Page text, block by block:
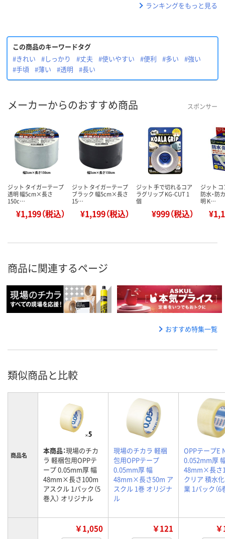
ランキングをもっと見る
この商品のキーワードタグ
#きれい
#しっかり #丈夫 #使いやすい #便利 #多い
#強い
#手頃 #薄い #透明 #長い
メーカーからのおすすめ商品 スポンサー
ジット タイガーテープ
透明 幅5cm×長さ
150c…
¥1,199（税込）
ジット タイガーテープ
ブラック 幅5cm×長さ
15…
¥1,199（税込）
ジット 手で切れるコア
ラグリップ KG-CUT 1
個
¥999（税込）
ジット
防水・防
明 K…
商品に関連するページ
おすすめ特集一覧
類似商品と比較
商品名 本商品：現場のチカ
ラ 軽梱包用OPPテ
ープ 0.05mm厚 幅
48mm×長さ100m
アスクル 1パック（5
巻入） オリジナル
現場のチカラ 軽梱
包用OPPテープ
0.05mm厚 幅
48mm×長さ50m ア
スクル 1巻 オリジナ
ル
OPPテープE
0.052mm厚
48mm×長さ
クリア 積水
業 1パック（6
￥1,050 ￥121